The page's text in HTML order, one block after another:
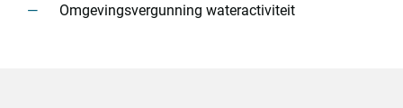
Omgevingsvergunning wateractiviteit